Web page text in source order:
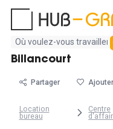
Aucun
résultat
Bureau individuel
Billancourt
Partager
Location
bureau
Centre